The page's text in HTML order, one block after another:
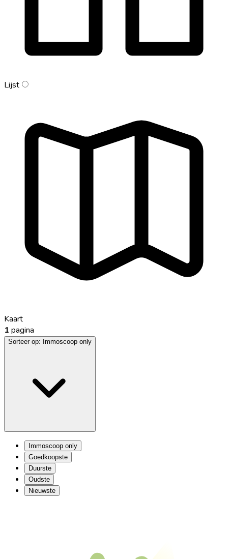
Lijst
Kaart
1 pagina
Sorteer op: Immoscoop only
Immoscoop only
Goedkoopste
Duurste
Oudste
Nieuwste